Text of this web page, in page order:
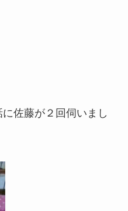
佐藤が２回伺いまし